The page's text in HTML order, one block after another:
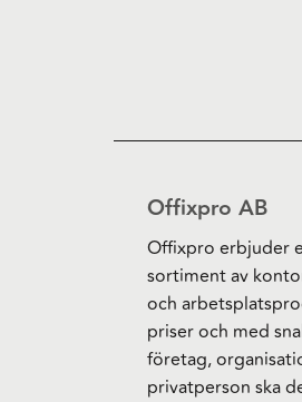
Offixpro AB
Offixpro erbjuder
sortiment av
och
priser och med
företag,
privatperson ska